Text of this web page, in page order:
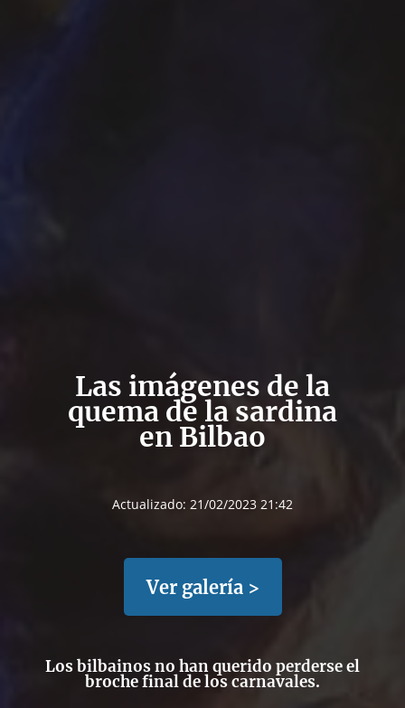
Las imágenes de la
quema de la sardina
en Bilbao
Actualizado: 21/02/2023 21:42
Ver galería >
Los bilbainos no han querido perderse el
broche final de los carnavales.